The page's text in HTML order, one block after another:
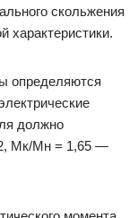
скольжения
характеристики.
определяются
должно
Мк/Мн = 1,65 —